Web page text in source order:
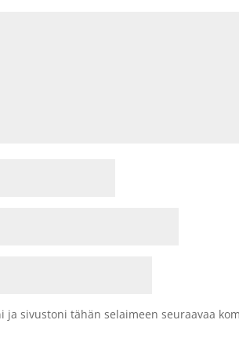
ja sivustoni tähän selaimeen seuraavaa